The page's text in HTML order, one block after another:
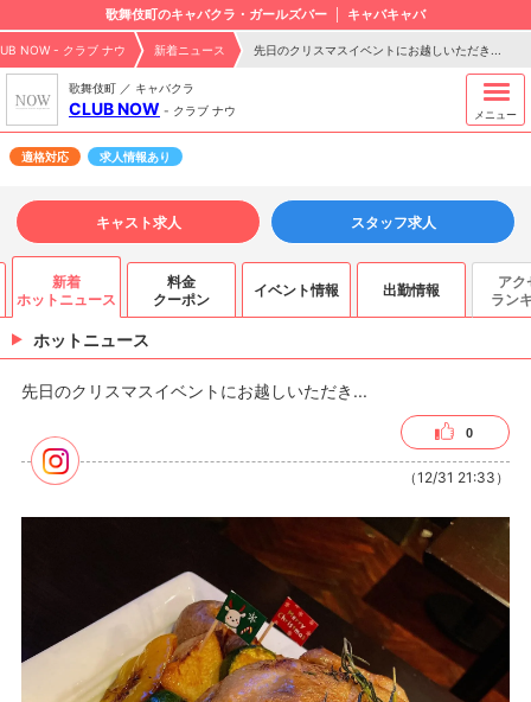
歌舞伎町のキャバクラ・ガールズバー キャバキャバ
NOW - クラブ ナウ 新着ニュース 先日のクリスマスイベントにお越しいただき...
歌舞伎町 ／ キャバクラ
CLUB NOW - クラブ ナウ メニュー
適格対応 求人情報あり
キャスト求人 スタッフ求人
新着
ホットニュース
料金
クーポン
イベント情報 出勤情報
アク
ラン
ホットニュース
先日のクリスマスイベントにお越しいただき...
0
（12/31 21:33）